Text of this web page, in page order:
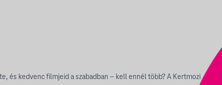
és kedvenc filmjeid a szabadban – kell ennél több? A Kertmozi